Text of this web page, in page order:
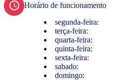
Horário de funcionamento
segunda-feira:
terça-feira:
quarta-feira:
quinta-feira:
sexta-feira:
sabado:
domingo: